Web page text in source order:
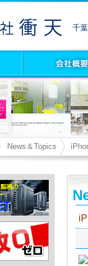
千
News＆Topics